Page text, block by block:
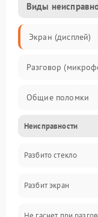
Виды
Экран (дисплей)
Разговор
Общие поломки
Проблемы связи
Камеры
Проблемы с
Неисправности
Разбито стекло
Разбит экран